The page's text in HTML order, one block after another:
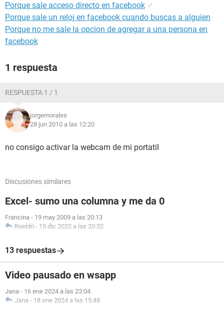
Porque sale acceso directo en facebook ✓
Porque sale un reloj en facebook cuando buscas a alguien
Porque no me sale la opcion de agregar a una persona en
facebook
1 respuesta
RESPUESTA 1 / 1
jorgemorales
28 jun 2010 a las 12:20
no consigo activar la webcam de mi portatil
Discusiones similares
Excel- sumo una columna y me da 0
Francina - 19 may 2009 a las 20:13
Roeldri - 15 dic 2022 a las 20:32
13 respuestas
Video pausado en wsapp
Jana - 16 ene 2024 a las 23:04
Jana - 18 ene 2024 a las 15:48